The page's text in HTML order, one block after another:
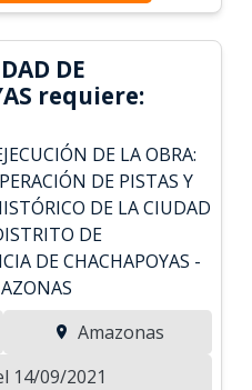
DE
requiere:
DE LA OBRA:
DE PISTAS Y
DE LA CIUDAD
DE
DE CHACHAPOYAS -
Amazonas
14/09/2021